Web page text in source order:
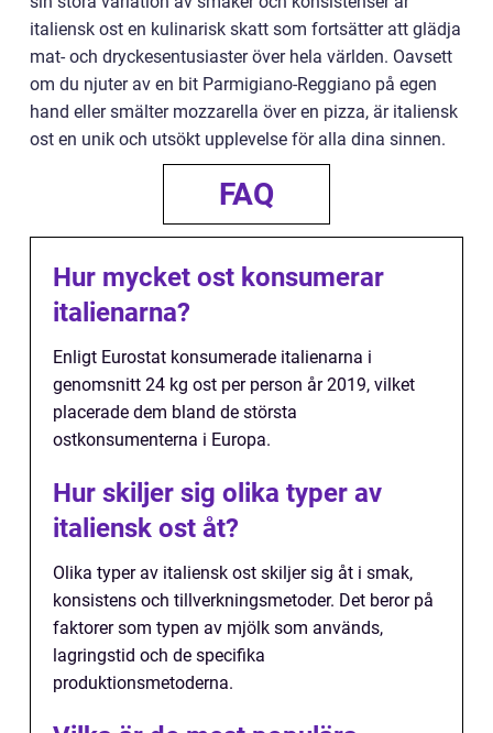
italiensk ost en kulinarisk skatt som fortsätter att glädja
mat- och dryckesentusiaster över hela världen. Oavsett
om du njuter av en bit Parmigiano-Reggiano på egen
hand eller smälter mozzarella över en pizza, är italiensk
ost en unik och utsökt upplevelse för alla dina sinnen.
FAQ
Hur mycket ost konsumerar
italienarna?
Enligt Eurostat konsumerade italienarna i
genomsnitt 24 kg ost per person år 2019, vilket
placerade dem bland de största
ostkonsumenterna i Europa.
Hur skiljer sig olika typer av
italiensk ost åt?
Olika typer av italiensk ost skiljer sig åt i smak,
konsistens och tillverkningsmetoder. Det beror på
faktorer som typen av mjölk som används,
lagringstid och de specifika
produktionsmetoderna.